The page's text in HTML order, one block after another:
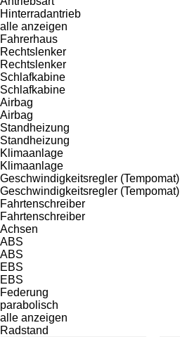
Hinterradantrieb
alle anzeigen
Fahrerhaus
Rechtslenker
Rechtslenker
Schlafkabine
Schlafkabine
Airbag
Airbag
Standheizung
Standheizung
Klimaanlage
Klimaanlage
Geschwindigkeitsregler (Tempomat)
Geschwindigkeitsregler (Tempomat)
Fahrtenschreiber
Fahrtenschreiber
Achsen
ABS
ABS
EBS
EBS
Federung
parabolisch
alle anzeigen
Radstand